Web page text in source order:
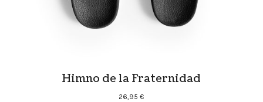
Himno de la Fraternidad
26,95€